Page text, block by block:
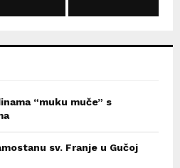
“muku muče” s
sv. Franje u Gučoj